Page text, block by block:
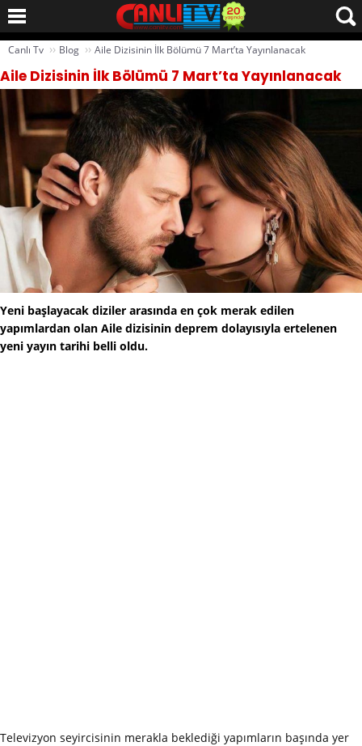
Canlı Tv ›› Blog ›› Aile Dizisinin İlk Bölümü 7 Mart’ta Yayınlanacak
Aile Dizisinin İlk Bölümü 7 Mart’ta Yayınlanacak
Yeni başlayacak diziler arasında en çok merak edilen
yapımlardan olan Aile dizisinin deprem dolayısıyla ertelenen
yeni yayın tarihi belli oldu.
Televizyon seyircisinin merakla beklediği yapımların başında yer